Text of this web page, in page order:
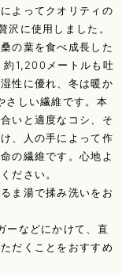
よってクオリティの
沢に使用しました。
の葉を食べ成長した
約1,200メートルも吐
性に優れ、冬は暖か
さしい繊維です。本
いと適度なコシ、そ
、人の手によって作
の繊維です。心地よ
ださい。
ま湯で揉み洗いをお
ーなどにかけて、直
だくことをおすすめ